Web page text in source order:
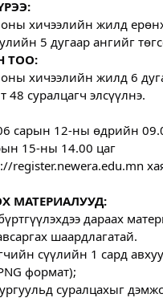
хичээлийн жилд
5 дугаар ангийг
ТОО:
хичээлийн жилд 6
48 суралцагч элсүүлнэ.
сарын 12-ны өдрийн
15-ны 14.00 цаг
register.newera.edu.mn
МАТЕРИАЛУУД:
дараах
шаардлагатай.
сүүлийн 1 сард
формат);
суралцахыг